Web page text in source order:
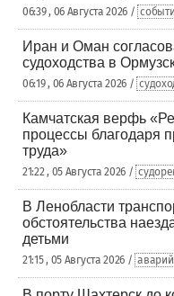
06:39 , 06 Августа 2026 /
Иран и Оман
судоходства в
06:19 , 06 Августа 2026 /
Камчатская верфь
процессы благодаря
труда»
21:22 , 05 Августа 2026 /
В Ленобласти
обстоятельства
детьми
21:15 , 05 Августа 2026 /